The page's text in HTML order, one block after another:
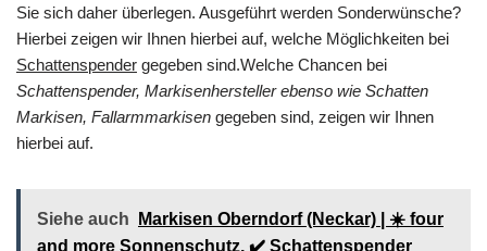
Sie sich daher überlegen. Ausgeführt werden Sonderwünsche?
Hierbei zeigen wir Ihnen hierbei auf, welche Möglichkeiten bei
Schattenspender gegeben sind.Welche Chancen bei
Schattenspender, Markisenhersteller ebenso wie Schatten
Markisen, Fallarmmarkisen gegeben sind, zeigen wir Ihnen
hierbei auf.
Siehe auch
Markisen Oberndorf (Neckar) | ☀️ four
and more Sonnenschutz, ✔️ Schattenspender